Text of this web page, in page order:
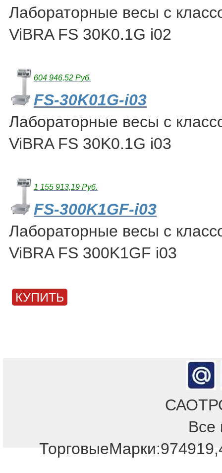
Лабораторные весы с
ViBRA FS 30K0.1G i02
604 946,52 Руб.
FS-30K01G-i03
Лабораторные весы с
ViBRA FS 30K0.1G i03
1 155 913,19 Руб.
FS-300K1GF-i03
Лабораторные весы с
ViBRA FS 300K1GF i03
КУПИТЬ
Все